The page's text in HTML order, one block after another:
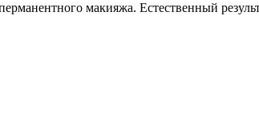
макияжа. Естественный